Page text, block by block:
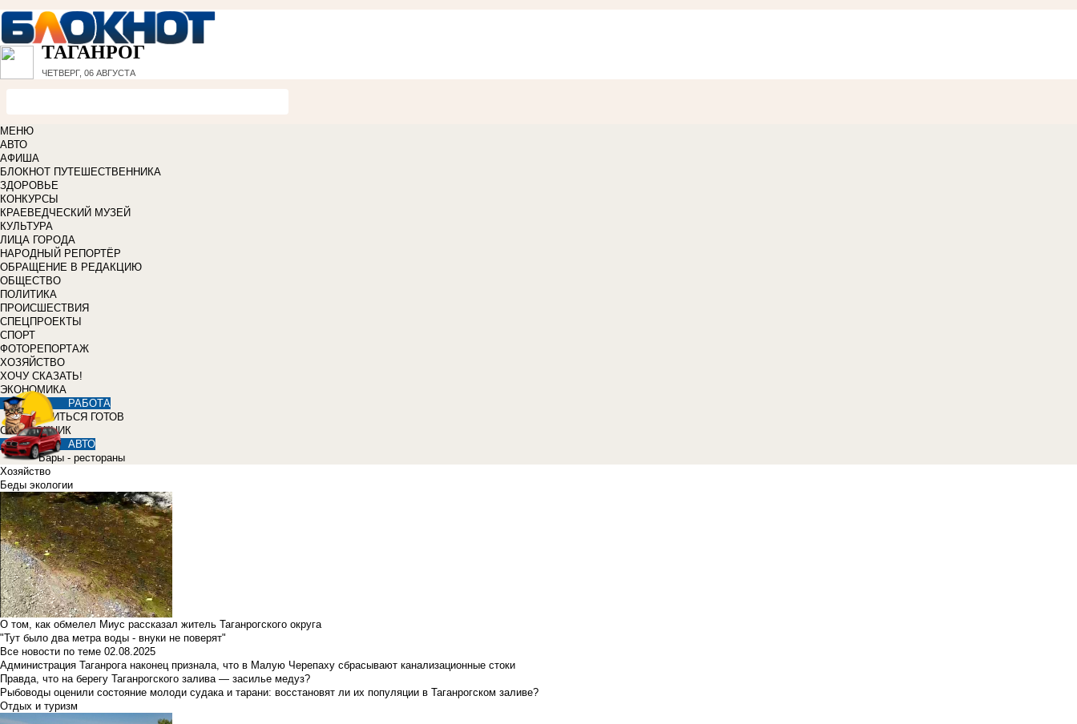
ТАГАНРОГ
ЧЕТВЕРГ, 06 АВГУСТА
МЕНЮ
АВТО
АФИША
БЛОКНОТ ПУТЕШЕСТВЕННИКА
ЗДОРОВЬЕ
КОНКУРСЫ
КРАЕВЕДЧЕСКИЙ МУЗЕЙ
КУЛЬТУРА
ЛИЦА ГОРОДА
НАРОДНЫЙ РЕПОРТЁР
ОБРАЩЕНИЕ В РЕДАКЦИЮ
ОБЩЕСТВО
ПОЛИТИКА
ПРОИСШЕСТВИЯ
СПЕЦПРОЕКТЫ
СПОРТ
ФОТОРЕПОРТАЖ
ХОЗЯЙСТВО
ХОЧУ СКАЗАТЬ!
ЭКОНОМИКА
РАБОТА
УЧИТЬСЯ ГОТОВ
СПРАВОЧНИК
АВТО
Бары - рестораны
Хозяйство
Беды экологии
О том, как обмелел Миус рассказал житель Таганрогского округа
"Тут было два метра воды - внуки не поверят"
Все новости по теме 02.08.2025
Администрация Таганрога наконец признала, что в Малую Черепаху сбрасывают канализационные стоки
Правда, что на берегу Таганрогского залива — засилье медуз?
Рыбоводы оценили состояние молоди судака и тарани: восстановят ли их популяции в Таганрогском заливе?
Отдых и туризм